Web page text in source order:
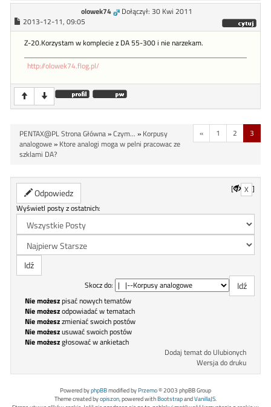
olowek74
Dołączył: 30 Kwi 2011
2013-12-11, 09:05
Z-20.Korzystam w komplecie z DA 55-300 i nie narzekam.
http://olowek74.flog.pl/
« 1 2 3
PENTAX@PL Strona Główna»Czym... » Korpusy
analogowe» Ktore analogi moga w pelni pracowac ze
szklami DA?
Odpowiedz [ X ]
Wyświetl posty z ostatnich:
Skocz do:
Nie możeszpisać nowych tematów
Nie możeszodpowiadać w tematach
Nie możeszzmieniać swoich postów
Nie możeszusuwać swoich postów
Nie możeszgłosować w ankietach
Dodaj temat do Ulubionych
Wersja do druku
Powered byphpBBmodified byPrzemo© 2003 phpBB Group
Theme created byopiszon, powered withBootstrapandVanillaJS.